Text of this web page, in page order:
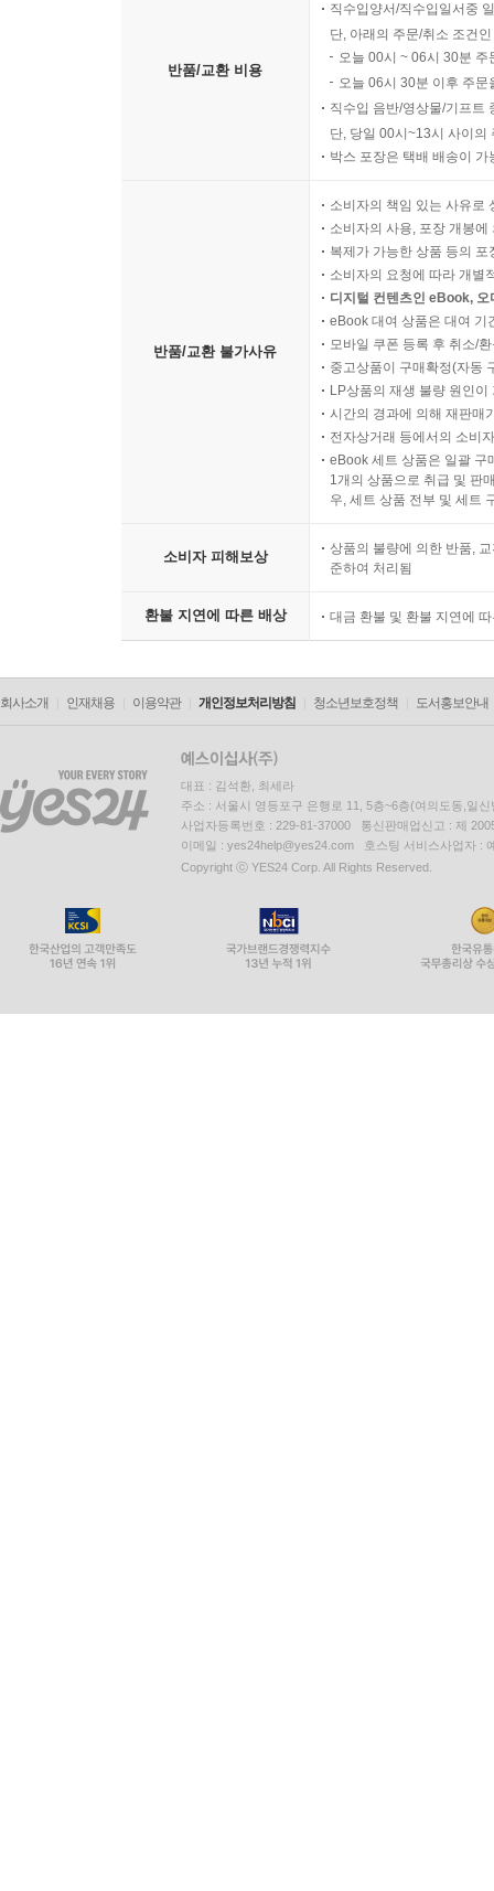
반품/교환 비용
직수입양서/직수입일서중
단, 아래의 주문/취소 조건
오늘 00시 ~ 06시 30분
오늘 06시 30분 이후 주
직수입 음반/영상물/기프트
단, 당일 00시~13시 사이의
박스 포장은 택배 배송이
반품/교환 불가사유
소비자의 책임 있는 사유로
소비자의 사용, 포장 개봉
복제가 가능한 상품 등의
소비자의 요청에 따라 개별
디지털 컨텐츠인 eBook,
eBook 대여 상품은 대여 기
모바일 쿠폰 등록 후 취소/
중고상품이 구매확정(자동
LP상품의 재생 불량 원인
시간의 경과에 의해 재판매
전자상거래 등에서의 소비
eBook 세트 상품은 일괄 구
1개의 상품으로 취급 및 판
우, 세트 상품 전부 및 세트
소비자 피해보상
상품의 불량에 의한 반품,
준하여 처리됨
환불 지연에 따른 배상 대금 환불 및 환불 지연에
회사소개 인재채용 이용약관 개인정보처리방침 청소년보호정책 도서홍보안내
대표 : 김석환, 최세라
주소 : 서울시 영등포구 은행로 11, 5층~6층(여의도동,일신
사업자등록번호 : 229-81-37000 통신판매업신고 : 제
이메일 : yes24help@yes24.com 호스팅 서비스사업자 :
Copyright ⓒ YES24 Corp. All Rights Reserved.